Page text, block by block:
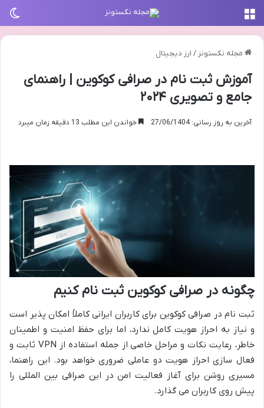
مجله نکستونز / ارز دیجیتال
آموزش ثبت نام در صرافی کوکوین | راهنمای
جامع و تصویری ۲۰۲۴
آخرین به روز رسانی: 27/06/1404 خواندن این مطلب 13 دقیقه زمان میبرد
چگونه در صرافی کوکوین ثبت نام کنیم
ثبت نام در صرافی کوکوین برای کاربران ایرانی کاملاً امکان پذیر است
و نیاز به احراز هویت کامل ندارد، اما برای حفظ امنیت و اطمینان
خاطر، رعایت نکات و مراحل خاصی از جمله استفاده از VPN ثابت و
فعال سازی احراز هویت دو عاملی ضروری خواهد بود. این راهنما،
مسیری روشن برای آغاز فعالیت امن در این صرافی بین المللی را
پیش روی کاربران می گذارد.